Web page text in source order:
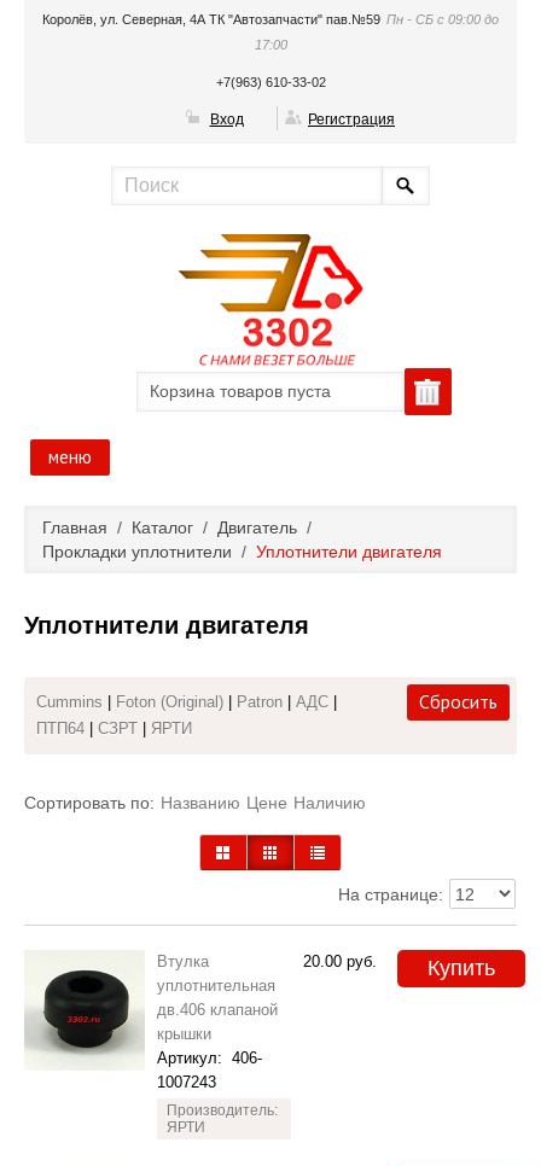
Королёв, ул. Северная, 4А ТК "Автозапчасти" пав.№59 Пн - СБ с 09:00 до
17:00
+7(963) 610-33-02
Вход Регистрация
Корзина товаров пуста
меню
Каталог
Полезные статьи
Покупка и оплата
Главная / Каталог / Двигатель /
Прокладки уплотнители / Уплотнители двигателя
Уплотнители двигателя
Cummins Foton (Original) Patron АДС
ПТП64
СЗРТ ЯРТИ
Сбросить
Сортировать по: Названию Цене Наличию
На странице:
Втулка
уплотнительная
дв.406 клапаной
крышки
Артикул: 406-
1007243
Производитель:
ЯРТИ
20.00 руб. Купить